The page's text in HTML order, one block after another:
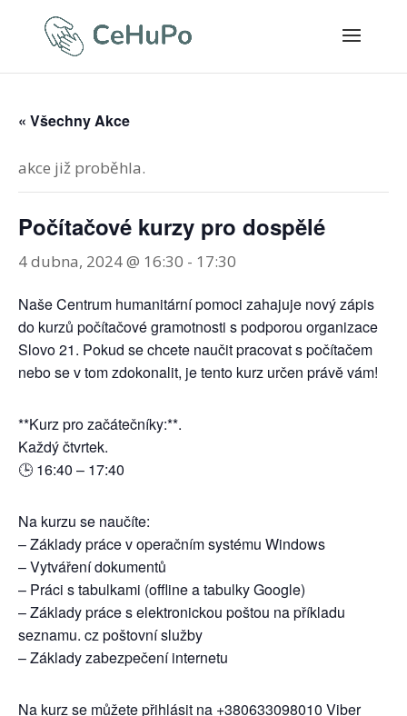
« Všechny Akce
akce již proběhla.
Počítačové kurzy pro dospělé
4 dubna, 2024 @ 16:30 - 17:30
Naše Centrum humanitární pomoci zahajuje nový zápis
do kurzů počítačové gramotnosti s podporou organizace
Slovo 21. Pokud se chcete naučit pracovat s počítačem
nebo se v tom zdokonalit, je tento kurz určen právě vám!
**Kurz pro začátečníky:**.
Každý čtvrtek.
🕒 16:40 – 17:40
Na kurzu se naučíte:
– Základy práce v operačním systému Windows
– Vytváření dokumentů
– Práci s tabulkami (offline a tabulky Google)
– Základy práce s elektronickou poštou na příkladu
seznamu. cz poštovní služby
– Základy zabezpečení internetu
Na kurz se můžete přihlásit na +380633098010 Viber